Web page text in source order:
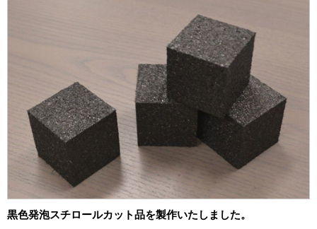
黒色発泡スチロールカット品を製作いたしました。
■その他発泡材・緩衝材
■その他資材
楽器・音響機器用
瓶・缶・ボトル用
スポーツ・アウトドア・健康用
2019年
2018年
2017年
2016年
2015年